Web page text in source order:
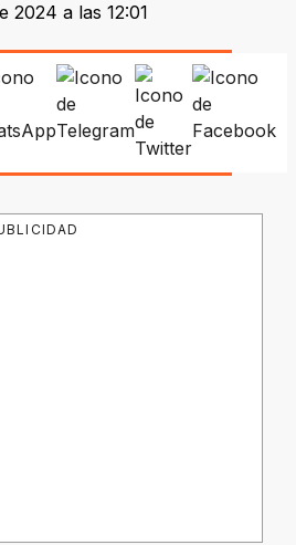
2024 a las 12:01